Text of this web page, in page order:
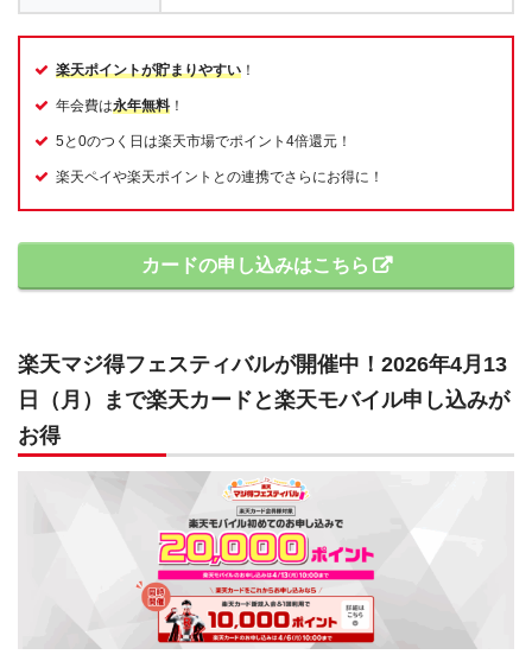
楽天ポイントが貯まりやすい ！
年会費は永年無料 ！
5と0のつく日は楽天市場でポイント4倍還元！
楽天ペイや楽天ポイントとの連携でさらにお得に！
カードの申し込みはこちら
楽天マジ得フェスティバルが開催中！2026年4月13
日（月）まで楽天カードと楽天モバイル申し込みが
お得